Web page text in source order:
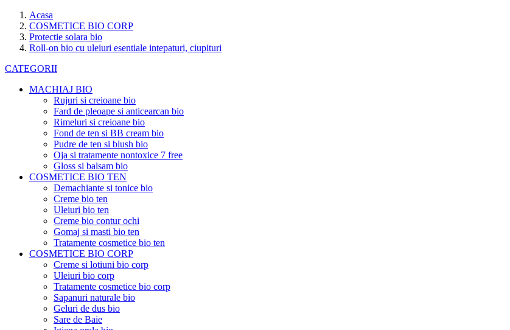
Acasa
COSMETICE BIO CORP
Protectie solara bio
Roll-on bio cu uleiuri esentiale intepaturi, ciupituri
CATEGORII
MACHIAJ BIO
Rujuri si creioane bio
Fard de pleoape si anticearcan bio
Rimeluri si creioane bio
Fond de ten si BB cream bio
Pudre de ten si blush bio
Oja si tratamente nontoxice 7 free
Gloss si balsam bio
COSMETICE BIO TEN
Demachiante si tonice bio
Creme bio ten
Uleiuri bio ten
Creme bio contur ochi
Gomaj si masti bio ten
Tratamente cosmetice bio ten
COSMETICE BIO CORP
Creme si lotiuni bio corp
Uleiuri bio corp
Tratamente cosmetice bio corp
Sapanuri naturale bio
Geluri de dus bio
Sare de Baie